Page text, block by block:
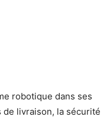
robotique dans ses
livraison, la sécurité